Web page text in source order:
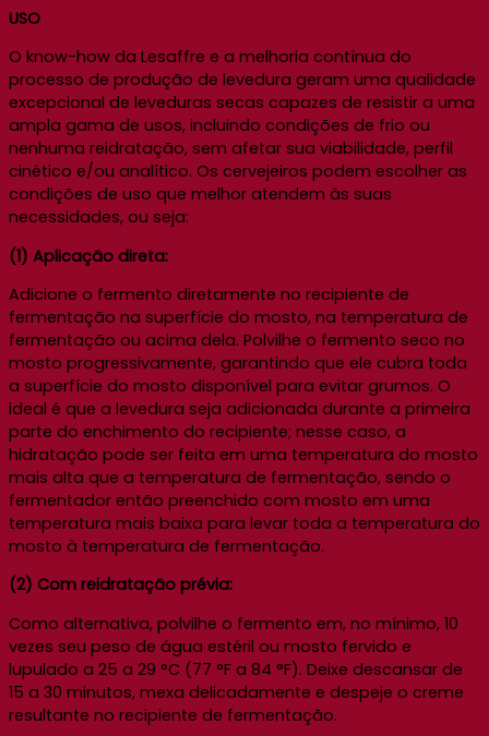
USO
O know-how da Lesaffre e a melhoria contínua do
processo de produção de levedura geram uma qualidade
excepcional de leveduras secas capazes de resistir a uma
ampla gama de usos, incluindo condições de frio ou
nenhuma reidratação, sem afetar sua viabilidade, perfil
cinético e/ou analítico. Os cervejeiros podem escolher as
condições de uso que melhor atendem às suas
necessidades, ou seja:
(1) Aplicação direta:
Adicione o fermento diretamente no recipiente de
fermentação na superfície do mosto, na temperatura de
fermentação ou acima dela. Polvilhe o fermento seco no
mosto progressivamente, garantindo que ele cubra toda
a superfície do mosto disponível para evitar grumos. O
ideal é que a levedura seja adicionada durante a primeira
parte do enchimento do recipiente; nesse caso, a
hidratação pode ser feita em uma temperatura do mosto
mais alta que a temperatura de fermentação, sendo o
fermentador então preenchido com mosto em uma
temperatura mais baixa para levar toda a temperatura do
mosto à temperatura de fermentação.
(2) Com reidratação prévia:
Como alternativa, polvilhe o fermento em, no mínimo, 10
vezes seu peso de água estéril ou mosto fervido e
lupulado a 25 a 29 °C (77 °F a 84 °F). Deixe descansar de
15 a 30 minutos, mexa delicadamente e despeje o creme
resultante no recipiente de fermentação.